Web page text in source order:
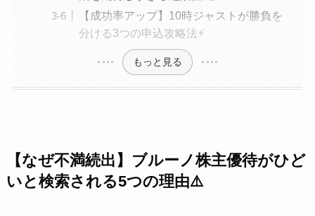
【成功率アップ】10時ジャストが勝負を
分ける3つの申込攻略法⚡
もっと見る
【なぜ不満続出】ブルーノ株主優待がひど
いと検索される5つの理由⚠️